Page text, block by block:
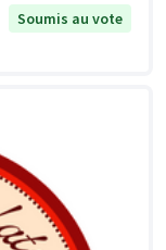
Soumis au vote